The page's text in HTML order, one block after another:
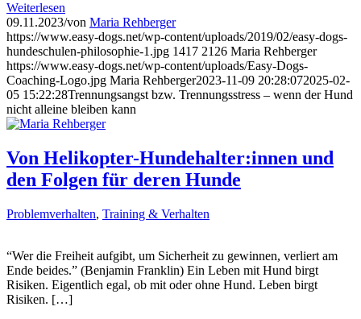
Weiterlesen
09.11.2023/von Maria Rehberger
https://www.easy-dogs.net/wp-content/uploads/2019/02/easy-dogs-
hundeschulen-philosophie-1.jpg 1417 2126 Maria Rehberger
https://www.easy-dogs.net/wp-content/uploads/Easy-Dogs-
Coaching-Logo.jpg Maria Rehberger2023-11-09 20:28:072025-02-
05 15:22:28Trennungsangst bzw. Trennungsstress – wenn der Hund
nicht alleine bleiben kann
Von Helikopter-Hundehalter:innen und
den Folgen für deren Hunde
Problemverhalten, Training & Verhalten
“Wer die Freiheit aufgibt, um Sicherheit zu gewinnen, verliert am
Ende beides.” (Benjamin Franklin) Ein Leben mit Hund birgt
Risiken. Eigentlich egal, ob mit oder ohne Hund. Leben birgt
Risiken. […]